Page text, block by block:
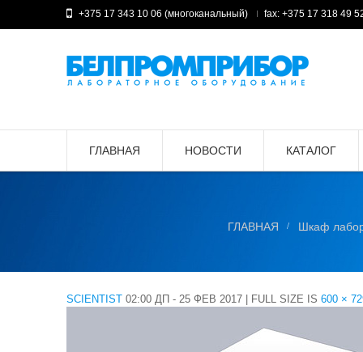
+375 17 343 10 06 (многоканальный) fax: +375 17 318 49
ГЛАВНАЯ НОВОСТИ КАТАЛОГ
ГЛАВНАЯ Шкаф
SCIENTIST 02:00 ДП - 25 ФЕВ 2017 FULL SIZE IS 600 ×